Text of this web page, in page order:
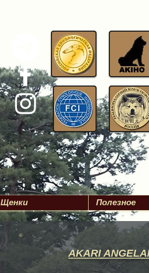
Щенки Полезное
AKARI